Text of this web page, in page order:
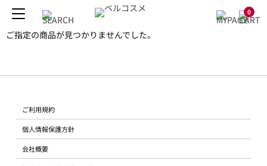
0
ご指定の商品が見つかりませんでした。
ご利用規約
個人情報保護方針
会社概要